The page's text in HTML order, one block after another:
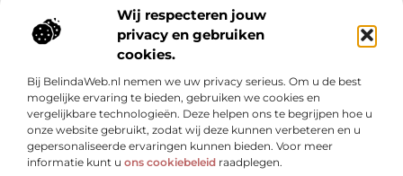
Wij respecteren jouw
privacy en gebruiken
cookies.
Bij BelindaWeb.nl nemen we uw privacy serieus. Om u de best
mogelijke ervaring te bieden, gebruiken we cookies en
vergelijkbare technologieën. Deze helpen ons te begrijpen hoe u
onze website gebruikt, zodat wij deze kunnen verbeteren en u
gepersonaliseerde ervaringen kunnen bieden. Voor meer
informatie kunt u ons cookiebeleid raadplegen.
leven te bieden heeft.
Bericht categorie
Onze informatie